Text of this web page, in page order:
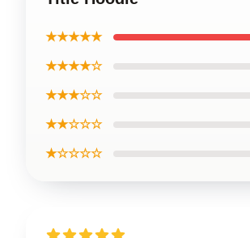
★★★★★
★★★★☆
★★★☆☆
★★☆☆☆
★☆☆☆☆